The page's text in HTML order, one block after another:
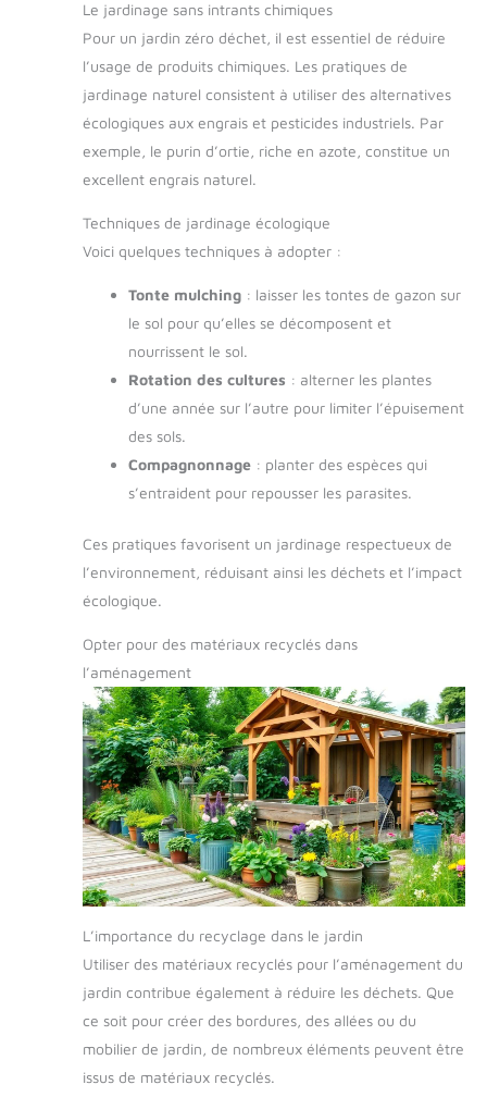
Le jardinage sans intrants chimiques
Pour un jardin zéro déchet, il est essentiel de réduire
l’usage de produits chimiques. Les pratiques de
jardinage naturel consistent à utiliser des alternatives
écologiques aux engrais et pesticides industriels. Par
exemple, le purin d’ortie, riche en azote, constitue un
excellent engrais naturel.
Techniques de jardinage écologique
Voici quelques techniques à adopter :
Tonte mulching : laisser les tontes de gazon sur
le sol pour qu’elles se décomposent et
nourrissent le sol.
Rotation des cultures : alterner les plantes
d’une année sur l’autre pour limiter l’épuisement
des sols.
Compagnonnage : planter des espèces qui
s’entraident pour repousser les parasites.
Ces pratiques favorisent un jardinage respectueux de
l’environnement, réduisant ainsi les déchets et l’impact
écologique.
Opter pour des matériaux recyclés dans
l’aménagement
L’importance du recyclage dans le jardin
Utiliser des matériaux recyclés pour l’aménagement du
jardin contribue également à réduire les déchets. Que
ce soit pour créer des bordures, des allées ou du
mobilier de jardin, de nombreux éléments peuvent être
issus de matériaux recyclés.